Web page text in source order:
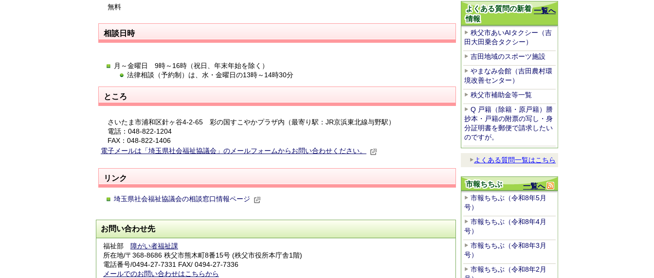
無料
相談日時
月～金曜日 9時～16時（祝日、年末年始を除く）
法律相談（予約制）は、水・金曜日の13時～14時30分
ところ
さいたま市浦和区針ヶ谷4-2-65 彩の国すこやかプラザ内（最寄り駅：JR京浜東北線与野駅）
電話：048-822-1204
FAX：048-822-1406
電子メールは「埼玉県社会福祉協議会」のメールフォームからお問い合わせください。
リンク
埼玉県社会福祉協議会の相談窓口情報ページ
お問い合わせ先
福祉部 障がい者福祉課
所在地/〒368-8686 秩父市熊木町8番15号 (秩父市役所本庁舎1階)
電話番号/0494-27-7331 FAX/ 0494-27-7336
メールでのお問い合わせはこちらから
一覧へ
よくある質問の新着
情報
秩父市あいAIタクシー（吉
田大田乗合タクシー）
吉田地域のスポーツ施設
やまなみ会館（吉田農村環
境改善センター）
秩父市補助金等一覧
Q 戸籍（除籍・原戸籍）謄
抄本・戸籍の附票の写し・身
分証明書を郵便で請求したい
のですが。
よくある質問一覧はこちら
一覧へ
市報ちちぶ
市報ちちぶ（令和8年5月
号）
市報ちちぶ（令和8年4月
号）
市報ちちぶ（令和8年3月
号）
市報ちちぶ（令和8年2月